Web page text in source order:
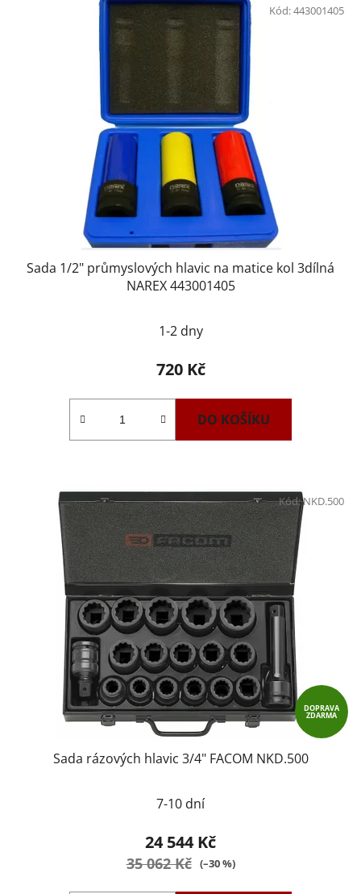
Sada 1/2" průmyslových hlavic na matice kol 3dílná
NAREX 443001405
1-2 dny
720 Kč
DO KOŠÍKU
Kód:443001405
DOPRAVA
ZDARMA
Sada rázových hlavic 3/4" FACOM NKD.500
7-10 dní
24 544 Kč
35 062 Kč (–30 %)
Kód:NKD.500